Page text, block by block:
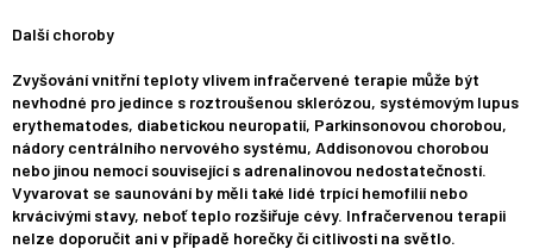
Další choroby
Zvyšování vnitřní teploty vlivem infračervené terapie může být
nevhodné pro jedince s roztroušenou sklerózou, systémovým lupus
erythematodes, diabetickou neuropatií, Parkinsonovou chorobou,
nádory centrálního nervového systému, Addisonovou chorobou
nebo jinou nemocí související s adrenalinovou nedostatečností.
Vyvarovat se saunování by měli také lidé trpící hemofilií nebo
krvácivými stavy, neboť teplo rozšiřuje cévy. Infračervenou terapii
nelze doporučit ani v případě horečky či citlivosti na světlo.